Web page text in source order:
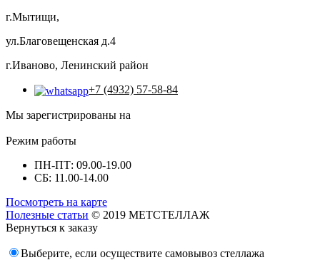
г.Мытищи,
ул.Благовещенская д.4
г.Иваново, Ленинский район
+7 (4932) 57-58-84
Мы зарегистрированы на
Режим работы
ПН-ПТ: 09.00-19.00
СБ: 11.00-14.00
Посмотреть на карте
Полезные статьи © 2019 МЕТСТЕЛЛАЖ
Вернуться к заказу
Выберите, если осуществите самовывоз стеллажа